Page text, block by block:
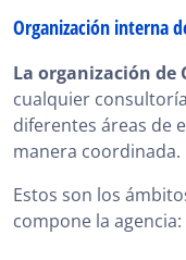
Organización interna
La organización de
cualquier
diferentes áreas de
manera coordinada.
Estos son los
compone la agencia: